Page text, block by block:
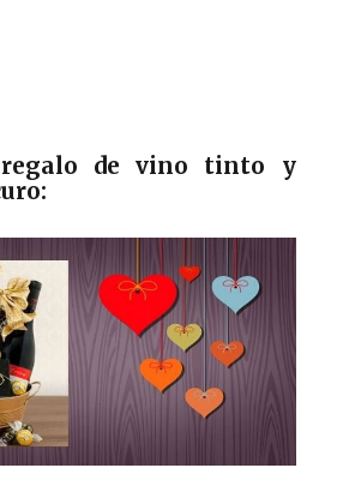
regalo de vino tinto y